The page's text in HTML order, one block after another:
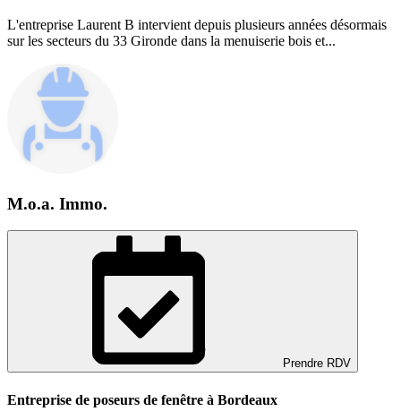
L'entreprise Laurent B intervient depuis plusieurs années désormais
sur les secteurs du 33 Gironde dans la menuiserie bois et...
M.o.a. Immo.
Prendre RDV
Entreprise de poseurs de fenêtre à Bordeaux